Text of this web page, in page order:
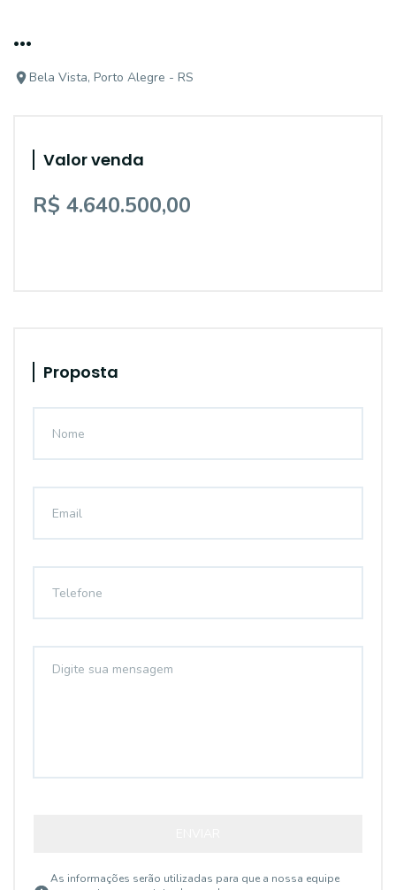
...
Bela Vista, Porto Alegre - RS
Valor venda
R$ 4.640.500,00
Proposta
As informações serão utilizadas para que a nossa equipe